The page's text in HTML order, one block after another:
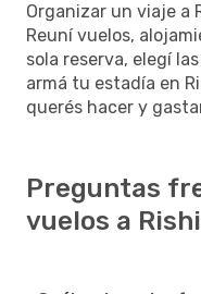
Organizar un viaje a
Reuní vuelos,
sola reserva, elegí
armá tu estadía en
querés hacer y
Preguntas
vuelos a